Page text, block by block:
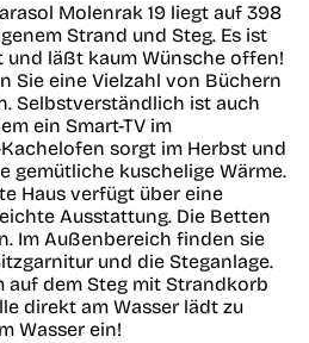
Molenrak 19 liegt auf 398
Strand und Steg. Es ist
läßt kaum Wünsche offen!
Sie eine Vielzahl von Büchern
Selbstverständlich ist auch
ein Smart-TV im
sorgt im Herbst und
gemütliche kuschelige Wärme.
Haus verfügt über eine
Ausstattung. Die Betten
Im Außenbereich finden sie
und die Steganlage.
auf dem Steg mit Strandkorb
direkt am Wasser lädt zu
Wasser ein!